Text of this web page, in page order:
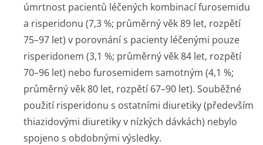
úmrtnost pacientů léčených kombinací furosemidu
a risperidonu (7,3 %; průměrný věk 89 let, rozpětí
75–97 let) v porovnání s pacienty léčenými pouze
risperidonem (3,1 %; průměrný věk 84 let, rozpětí
70–96 let) nebo furosemidem samotným (4,1 %;
průměrný věk 80 let, rozpětí 67–90 let). Souběžné
použití risperidonu s ostatními diuretiky (především
thiazidovými diuretiky v nízkých dávkách) nebylo
spojeno s obdobnými výsledky.